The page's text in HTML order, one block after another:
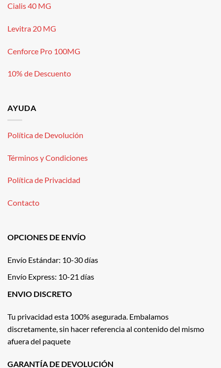
Cialis 40 MG
Levitra 20 MG
Cenforce Pro 100MG
10% de Descuento
AYUDA
Política de Devolución
Términos y Condiciones
Política de Privacidad
Contacto
OPCIONES DE ENVÍO
Envío Estándar: 10-30 días
Envío Express: 10-21 días
ENVIO DISCRETO
Tu privacidad esta 100% asegurada. Embalamos
discretamente, sin hacer referencia al contenido del mismo
afuera del paquete
GARANTÍA DE DEVOLUCIÓN